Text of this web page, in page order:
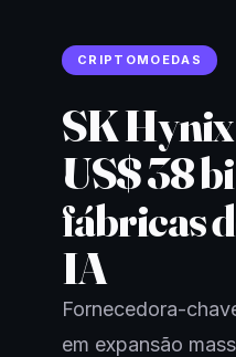
CRIPTOMOEDAS
SK
US$ 38
fábricas
IA
Fornecedora-
em expansão